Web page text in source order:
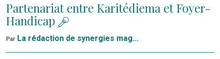
Partenariat entre Karitédiema et Foyer-
Handicap
Par La rédaction de synergies mag...